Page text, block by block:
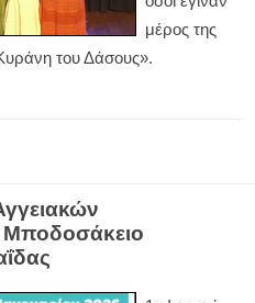
μέρος της
του Δάσους».